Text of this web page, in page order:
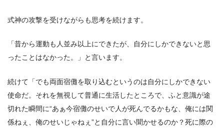
式神の攻撃を受けながらも思考を続けます。
「昔から運動も人並み以上にできたが、自分にしかできないと思
ったことはなかった。」と言います。
続けて「でも両面宿儺を取り込むというのは自分にしかできない
使命だ。それを無視して普通に生活したところで、ふと意識が途
切れた瞬間に“あぁ今宿儺のせいで人が死んでるかもな、俺には関
係ねぇ、俺のせいじゃねぇ”と自分に言い聞かせるのか？死に際の